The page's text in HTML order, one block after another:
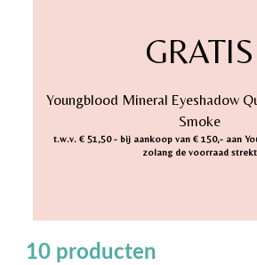
GRATIS
Youngblood Mineral Eyeshadow
Smoke
t.w.v. € 51,50 - bij aankoop van € 150,- aan
zolang de voorraad strekt
10producten